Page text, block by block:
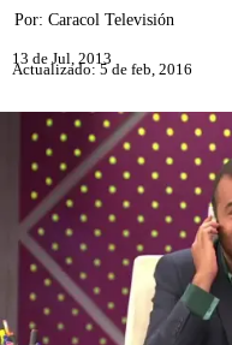
Por: Caracol Televisión
13 de Jul, 2013
Actualizado: 5 de feb, 2016